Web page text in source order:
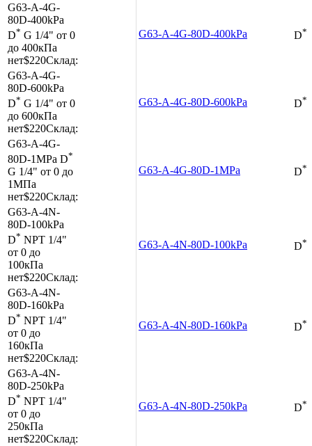
G63-A-4G-
80D-400kPa
D* G 1/4" от 0
до 400кПа
нет$220Склад:
G63-A-4G-80D-400kPa D*
G63-A-4G-
80D-600kPa
D* G 1/4" от 0
до 600кПа
нет$220Склад:
G63-A-4G-80D-600kPa D*
G63-A-4G-
80D-1MPa D*
G 1/4" от 0 до
1МПа
нет$220Склад:
G63-A-4G-80D-1MPa D*
G63-A-4N-
80D-100kPa
D* NPT 1/4"
от 0 до
100кПа
нет$220Склад:
G63-A-4N-80D-100kPa D*
G63-A-4N-
80D-160kPa
D* NPT 1/4"
от 0 до
160кПа
нет$220Склад:
G63-A-4N-80D-160kPa D*
G63-A-4N-
80D-250kPa
D* NPT 1/4"
от 0 до
250кПа
нет$220Склад:
G63-A-4N-80D-250kPa D*